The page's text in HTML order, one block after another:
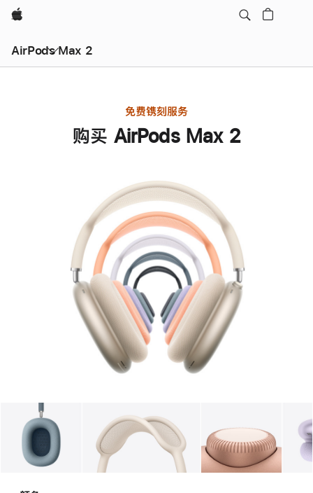
Apple
AirPods Max 2
免费镌刻服务
购买 AirPods Max 2
图库 1 图库 图像 图库 图像